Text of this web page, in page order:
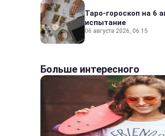
Таро-гороскоп на 6
испытание
06 августа 2026, 06:15
Больше интересного